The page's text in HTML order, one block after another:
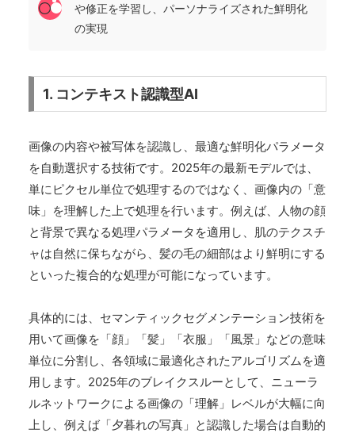
や修正を学習し、パーソナライズされた鮮明化
の実現
1. コンテキスト認識型AI
画像の内容や被写体を認識し、最適な鮮明化パラメータ
を自動選択する技術です。2025年の最新モデルでは、
単にピクセル単位で処理するのではなく、画像内の「意
味」を理解した上で処理を行います。例えば、人物の顔
と背景で異なる処理パラメータを適用し、肌のテクスチ
ャは自然に保ちながら、髪の毛の細部はより鮮明にする
といった複合的な処理が可能になっています。
具体的には、セマンティックセグメンテーション技術を
用いて画像を「顔」「髪」「衣服」「風景」などの意味
単位に分割し、各領域に最適化されたアルゴリズムを適
用します。2025年のブレイクスルーとして、ニューラ
ルネットワークによる画像の「理解」レベルが大幅に向
上し、例えば「夕暮れの写真」と認識した場合は自動的